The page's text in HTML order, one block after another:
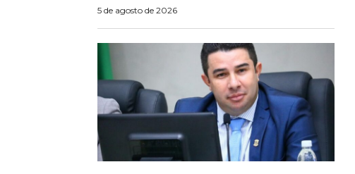
5 de agosto de 2026